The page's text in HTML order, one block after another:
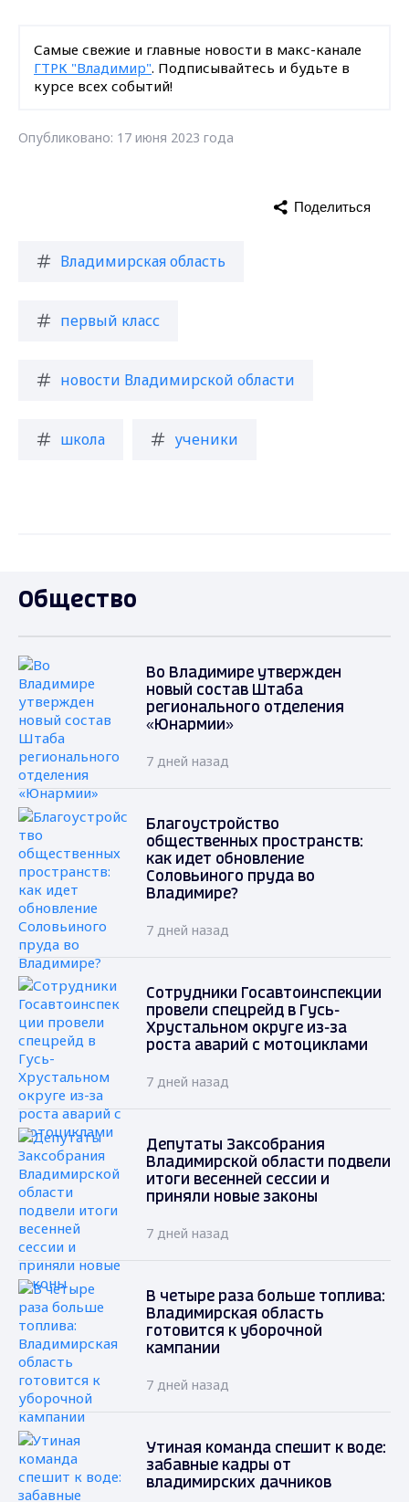
Самые свежие и главные новости в макс-канале
ГТРК "Владимир". Подписывайтесь и будьте в
курсе всех событий!
Опубликовано: 17 июня 2023 года
Владимирская область
первый класс
новости Владимирской области
школа ученики
Поделиться
Общество
Во Владимире утвержден
новый состав Штаба
регионального отделения
«Юнармии»
7 дней назад
Благоустройство
общественных пространств:
как идет обновление
Соловьиного пруда во
Владимире?
7 дней назад
Сотрудники Госавтоинспекции
провели спецрейд в Гусь-
Хрустальном округе из-за
роста аварий с мотоциклами
7 дней назад
Депутаты Заксобрания
Владимирской области подвели
итоги весенней сессии и
приняли новые законы
7 дней назад
В четыре раза больше топлива:
Владимирская область
готовится к уборочной
кампании
7 дней назад
Утиная команда спешит к воде:
забавные кадры от
владимирских дачников